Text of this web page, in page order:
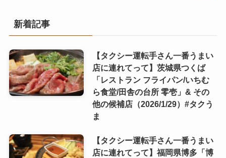
新着記事
【タクシー運転手さん一番うまい
店に連れてって】茨城県つくば
「レストラン フライパン/いちむ
ら食堂/田舎の台所 零壱」& その
他の候補店（2026/1/29）#タクう
ま
【タクシー運転手さん一番うまい
店に連れてって】福岡県博多「博